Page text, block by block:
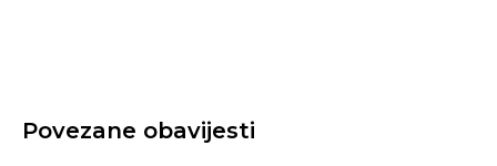
Povezane obavijesti